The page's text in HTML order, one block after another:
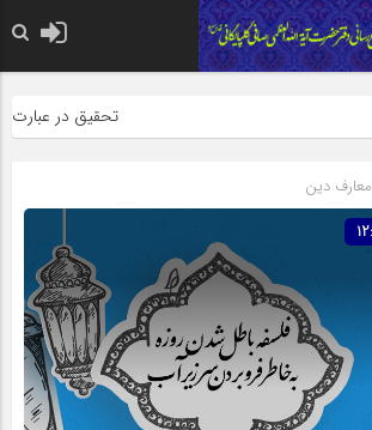
تحقیق در عبارت
معارف دین